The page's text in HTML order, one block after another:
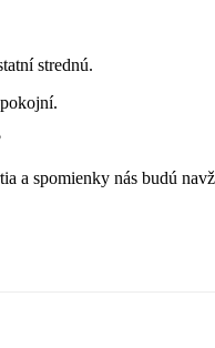
strednú.
a spomienky nás budú